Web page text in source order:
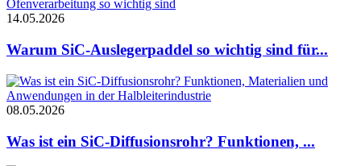
14.05.2026
Warum SiC-Auslegerpaddel so wichtig sind für...
08.05.2026
Was ist ein SiC-Diffusionsrohr? Funktionen, ...